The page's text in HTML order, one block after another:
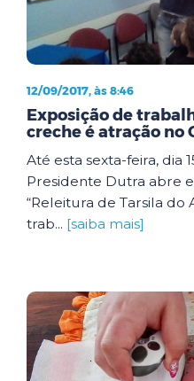
12/09/2017, às 8:46
Exposição de
creche é atração no
Até esta sexta-feira, dia
Presidente Dutra abre
“Releitura de Tarsila do
trab... [saiba mais]